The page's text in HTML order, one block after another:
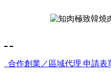
合作創業／區域代理 申請表